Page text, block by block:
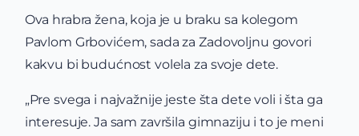
Ova hrabra žena, koja je u braku sa kolegom
Pavlom Grbovićem, sada za Zadovoljnu govori
kakvu bi budućnost volela za svoje dete.
„Pre svega i najvažnije jeste šta dete voli i šta ga
interesuje. Ja sam završila gimnaziju i to je meni